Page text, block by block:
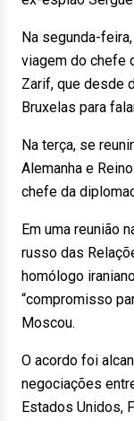
Na segunda-
viagem do chefe
Zarif, que desde
Bruxelas para
Na terça, se
Alemanha e
chefe da
Em uma reunião
russo das
homólogo
“compromisso
Moscou.
O acordo foi
negociações
Estados Unidos,